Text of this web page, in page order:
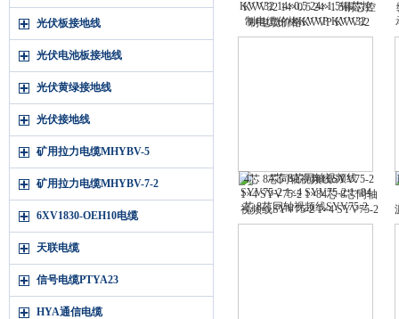
光伏板接地线
光伏电池板接地线
光伏黄绿接地线
光伏接地线
矿用拉力电缆MHYBV-5
矿用拉力电缆MHYBV-7-2
6XV1830-OEH10电缆
天联电缆
信号电缆PTYA23
HYA通信电缆
KVV32 14×0.5 24×1.5铜芯控
制电缆价格KVVP KVV32
14×0.5 24×1.5
4芯 8芯同轴视频线SYV75-2
1×4 SYV75-2 1×84芯 8芯同轴
视频线SYV75-2 1×4 SYV75-2
1×8